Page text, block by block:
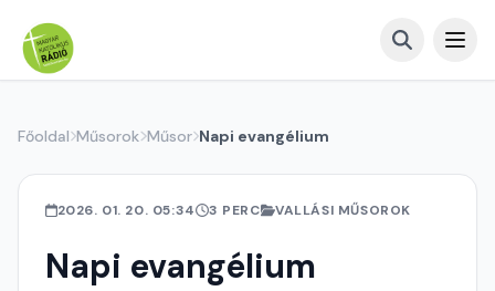
Főoldal Műsorok Műsor Napi evangélium
2026. 01. 20. 05:34 3 PERC VALLÁSI MŰSOROK
Napi evangélium